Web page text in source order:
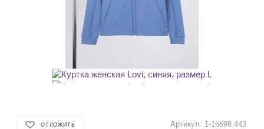
ОТЛОЖИТЬ Артикул: 1-16698.443